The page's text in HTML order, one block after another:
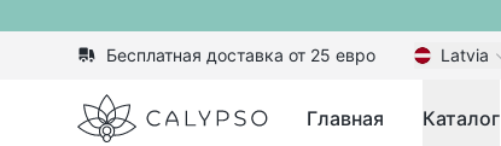
Бесплатная доставка от 25 евро Latvia
Calypso Главная Каталог